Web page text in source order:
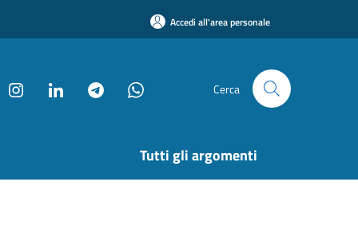
Accedi all'area personale
Cerca
Tutti gli argomenti